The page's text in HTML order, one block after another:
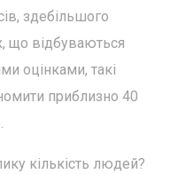
здебільшого
що відбуваються
оцінками, такі
приблизно 40
кількість людей?